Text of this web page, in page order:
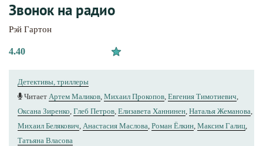
Звонок на радио
Рэй Гартон
4.40
Детективы, триллеры
Читает Артем Маликов, Михаил Прокопов, Евгения Тимотиевич,
Оксана Зиренко, Глеб Петров, Елизавета Ханнинен, Наталья Жеманова,
Михаил Белякович, Анастасия Маслова, Роман Ёлкин, Максим Галиц,
Татьяна Власова